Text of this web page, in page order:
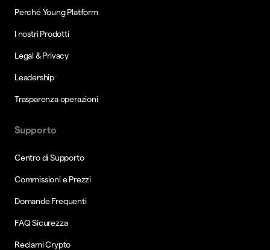
Perché Young Platform
I nostri Prodotti
Legal & Privacy
Leadership
Trasparenza operazioni
Supporto
Centro di Supporto
Commissioni e Prezzi
Domande Frequenti
FAQ Sicurezza
Reclami Crypto